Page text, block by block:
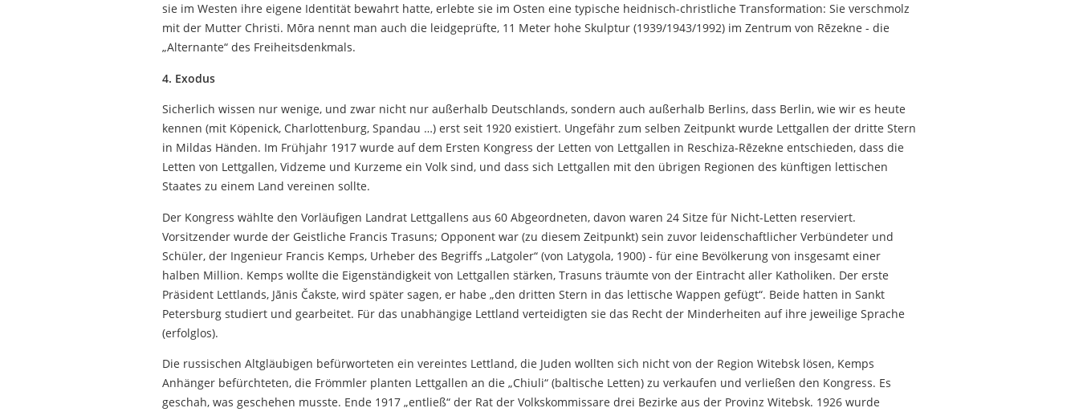
sie im Westen ihre eigene Identität bewahrt hatte, erlebte sie im Osten eine typische heidnisch-christliche Transformation: Sie verschmolz
mit der Mutter Christi. Mōra nennt man auch die leidgeprüfte, 11 Meter hohe Skulptur (1939/1943/1992) im Zentrum von Rēzekne - die
„Alternante“ des Freiheitsdenkmals.
4. Exodus
Sicherlich wissen nur wenige, und zwar nicht nur außerhalb Deutschlands, sondern auch außerhalb Berlins, dass Berlin, wie wir es heute
kennen (mit Köpenick, Charlottenburg, Spandau …) erst seit 1920 existiert. Ungefähr zum selben Zeitpunkt wurde Lettgallen der dritte Stern
in Mildas Händen. Im Frühjahr 1917 wurde auf dem Ersten Kongress der Letten von Lettgallen in Reschiza-Rēzekne entschieden, dass die
Letten von Lettgallen, Vidzeme und Kurzeme ein Volk sind, und dass sich Lettgallen mit den übrigen Regionen des künftigen lettischen
Staates zu einem Land vereinen sollte.
Der Kongress wählte den Vorläufigen Landrat Lettgallens aus 60 Abgeordneten, davon waren 24 Sitze für Nicht-Letten reserviert.
Vorsitzender wurde der Geistliche Francis Trasuns; Opponent war (zu diesem Zeitpunkt) sein zuvor leidenschaftlicher Verbündeter und
Schüler, der Ingenieur Francis Kemps, Urheber des Begriffs „Latgoler“ (von Latygola, 1900) - für eine Bevölkerung von insgesamt einer
halben Million. Kemps wollte die Eigenständigkeit von Lettgallen stärken, Trasuns träumte von der Eintracht aller Katholiken. Der erste
Präsident Lettlands, Jānis Čakste, wird später sagen, er habe „den dritten Stern in das lettische Wappen gefügt“. Beide hatten in Sankt
Petersburg studiert und gearbeitet. Für das unabhängige Lettland verteidigten sie das Recht der Minderheiten auf ihre jeweilige Sprache
(erfolglos).
Die russischen Altgläubigen befürworteten ein vereintes Lettland, die Juden wollten sich nicht von der Region Witebsk lösen, Kemps
Anhänger befürchteten, die Frömmler planten Lettgallen an die „Chiuli“ (baltische Letten) zu verkaufen und verließen den Kongress. Es
geschah, was geschehen musste. Ende 1917 „entließ“ der Rat der Volkskommissare drei Bezirke aus der Provinz Witebsk. 1926 wurde